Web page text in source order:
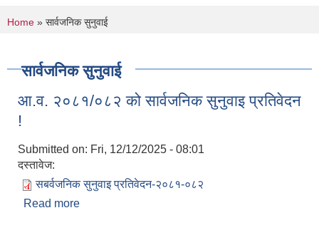
You are here
Home » सार्वजनिक सुनुवाई
सार्वजनिक सुनुवाई
आ.व. २०८१/०८२ को सार्वजनिक सुनुवाइ प्रतिवेदन
!
Submitted on: Fri, 12/12/2025 - 08:01
दस्तावेज:
सबर्वजनिक सुनुवाइ प्रतिवेदन-२०८१-०८२
Read more